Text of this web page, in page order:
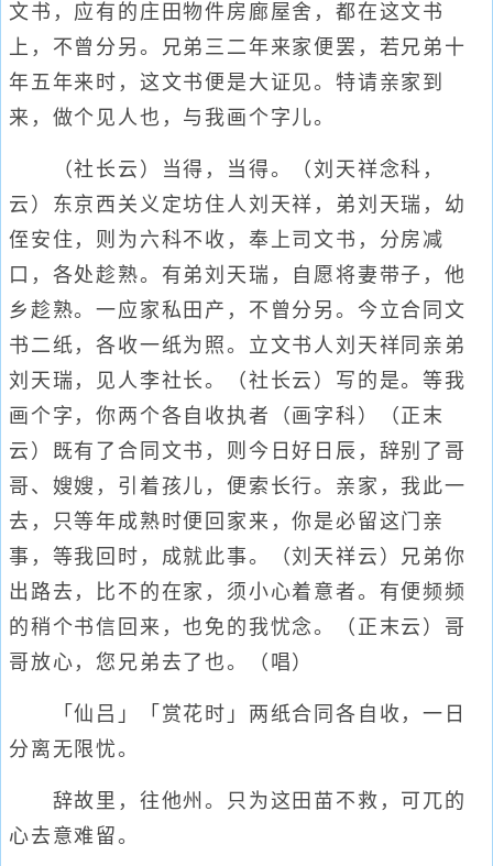
文书，应有的庄田物件房廊屋舍，都在这文书
上，不曾分另。兄弟三二年来家便罢，若兄弟十
年五年来时，这文书便是大证见。特请亲家到
来，做个见人也，与我画个字儿。
（社长云）当得，当得。（刘天祥念科，
云）东京西关义定坊住人刘天祥，弟刘天瑞，幼
侄安住，则为六科不收，奉上司文书，分房减
口，各处趁熟。有弟刘天瑞，自愿将妻带子，他
乡趁熟。一应家私田产，不曾分另。今立合同文
书二纸，各收一纸为照。立文书人刘天祥同亲弟
刘天瑞，见人李社长。（社长云）写的是。等我
画个字，你两个各自收执者（画字科）（正末
云）既有了合同文书，则今日好日辰，辞别了哥
哥、嫂嫂，引着孩儿，便索长行。亲家，我此一
去，只等年成熟时便回家来，你是必留这门亲
事，等我回时，成就此事。（刘天祥云）兄弟你
出路去，比不的在家，须小心着意者。有便频频
的稍个书信回来，也免的我忧念。（正末云）哥
哥放心，您兄弟去了也。（唱）
「仙吕」「赏花时」两纸合同各自收，一日
分离无限忧。
辞故里，往他州。只为这田苗不救，可兀的
心去意难留。